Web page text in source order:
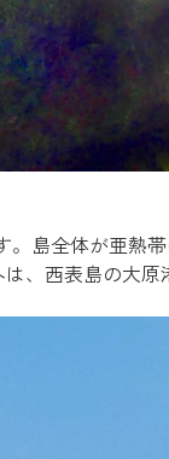
島全体が亜熱
、西表島の大